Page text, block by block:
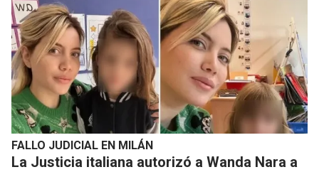
FALLO JUDICIAL EN MILÁN
La Justicia italiana autorizó a Wanda Nara a